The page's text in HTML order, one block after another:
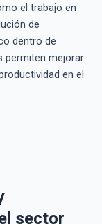
el trabajo en
de
dentro de
permiten mejorar
en el
sector